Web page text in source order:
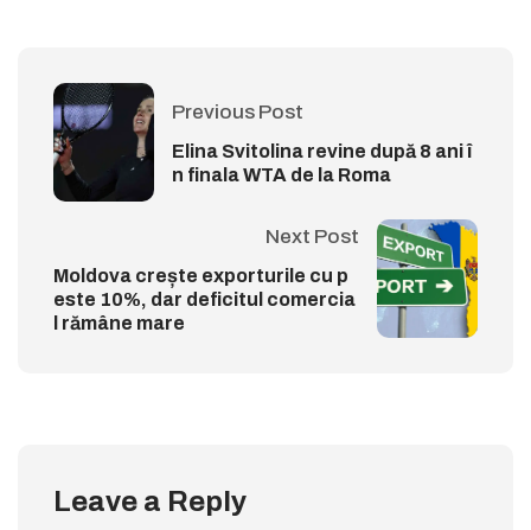
Previous Post
Elina Svitolina revine după 8 ani î
n finala WTA de la Roma
Next Post
Moldova crește exporturile cu p
este 10%, dar deficitul comercia
l rămâne mare
Leave a Reply